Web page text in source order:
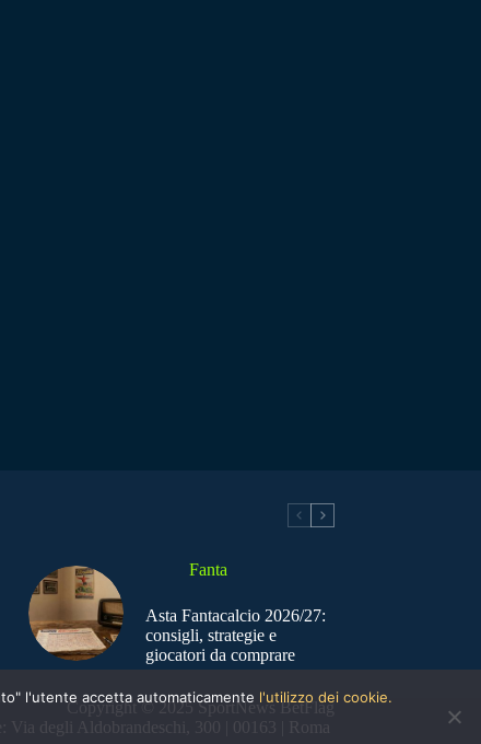
Fanta
Asta Fantacalcio 2026/27:
consigli, strategie e
giocatori da comprare
Copyright © 2025 SportNews BetFlag
Via degli Aldobrandeschi, 300 | 00163 | Roma
l'utente accetta automaticamente l'utilizzo dei cookie.